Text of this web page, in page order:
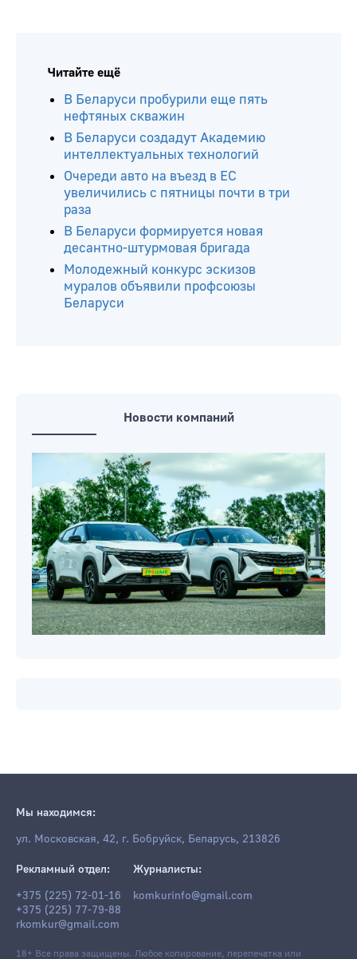
Читайте ещё
В Беларуси пробурили еще пять
нефтяных скважин
В Беларуси создадут Академию
интеллектуальных технологий
Очереди авто на въезд в ЕС
увеличились с пятницы почти в три
раза
В Беларуси формируется новая
десантно-штурмовая бригада
Молодежный конкурс эскизов
муралов объявили профсоюзы
Беларуси
Новости компаний
Мы находимся:
ул. Московская, 42, г. Бобруйск, Беларусь, 213826
Рекламный отдел:
+375 (225) 72-01-16
+375 (225) 77-79-88
rkomkur@gmail.com
Журналисты:
komkurinfo@gmail.com
18+ Все права защищены. Любое копирование, перепечатка или